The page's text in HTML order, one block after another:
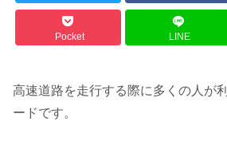
Pocket LINE
高速道路を走行する際に多くの人が
ードです。